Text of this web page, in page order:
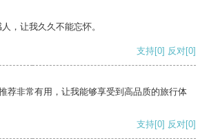
，让我久久不能忘怀。
支持[0] 反对[0]
荐非常有用，让我能够享受到高品质的旅行体
支持[0] 反对[0]